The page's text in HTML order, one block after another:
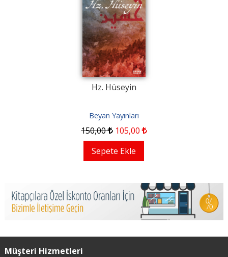
Hz. Hüseyin
Beyan Yayınları
150,00 105,00
Sepete Ekle
Müşteri Hizmetleri